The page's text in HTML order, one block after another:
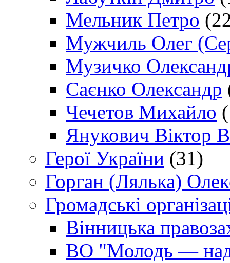
Мельник Петро
Мужчиль Олег
Музичко
Саєнко Олександр
Чечетов Михайло
Янукович Віктор
Герої України (31)
Горган (Лялька)
Громадські
Вінницька
ВО "Молодь —